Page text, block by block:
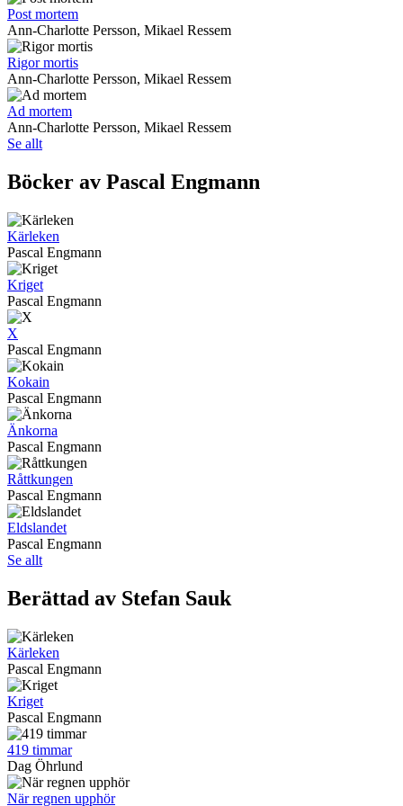
Post mortem
Ann-Charlotte Persson, Mikael Ressem
Rigor mortis
Ann-Charlotte Persson, Mikael Ressem
Ad mortem
Ann-Charlotte Persson, Mikael Ressem
Se allt
Böcker av Pascal Engmann
Kärleken
Pascal Engmann
Kriget
Pascal Engmann
X
Pascal Engmann
Kokain
Pascal Engmann
Änkorna
Pascal Engmann
Råttkungen
Pascal Engmann
Eldslandet
Pascal Engmann
Se allt
Berättad av Stefan Sauk
Kärleken
Pascal Engmann
Kriget
Pascal Engmann
419 timmar
Dag Öhrlund
När regnen upphör